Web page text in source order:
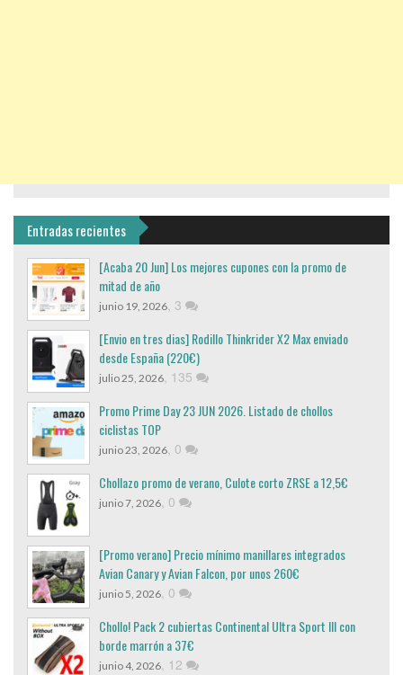
Entradas recientes
[Acaba 20 Jun] Los mejores cupones con la promo de
mitad de año
junio 19, 2026, 3
[Envio en tres dias] Rodillo Thinkrider X2 Max enviado
desde España (220€)
julio 25, 2026, 135
Promo Prime Day 23 JUN 2026. Listado de chollos
ciclistas TOP
junio 23, 2026, 0
Chollazo promo de verano, Culote corto ZRSE a 12,5€
junio 7, 2026, 0
[Promo verano] Precio mínimo manillares integrados
Avian Canary y Avian Falcon, por unos 260€
junio 5, 2026, 0
Chollo! Pack 2 cubiertas Continental Ultra Sport III con
borde marrón a 37€
junio 4, 2026, 12